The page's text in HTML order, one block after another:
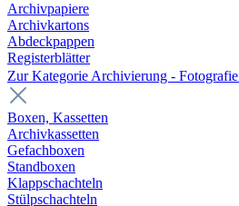
Archivpapiere
Archivkartons
Abdeckpappen
Registerblätter
Zur Kategorie Archivierung - Fotografie
Boxen, Kassetten
Archivkassetten
Gefachboxen
Standboxen
Klappschachteln
Stülpschachteln